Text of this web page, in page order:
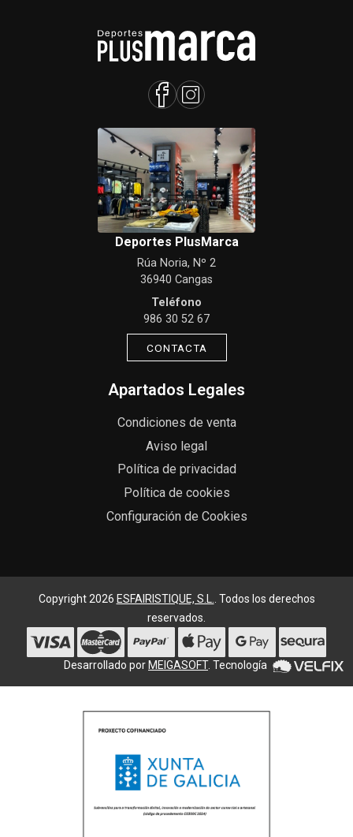
Deportes PlusMarca
Rúa Noria, Nº 2
36940 Cangas
Teléfono
986 30 52 67
CONTACTA
Apartados Legales
Condiciones de venta
Aviso legal
Política de privacidad
Política de cookies
Configuración de Cookies
Copyright 2026 ESFAIRISTIQUE, S.L.
. Todos los derechos
reservados.
Desarrollado por MEIGASOFT. Tecnología